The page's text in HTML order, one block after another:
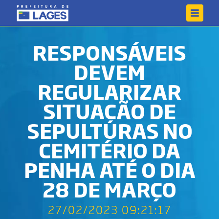
RESPONSÁVEIS
DEVEM
REGULARIZAR
SITUAÇÃO DE
SEPULTURAS NO
CEMITÉRIO DA
PENHA ATÉ O DIA
28 DE MARÇO
27/02/2023 09:21:17